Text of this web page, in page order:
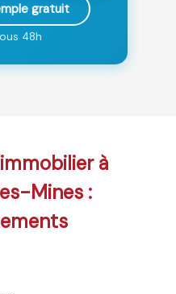
gratuit
48h
à
Mines :